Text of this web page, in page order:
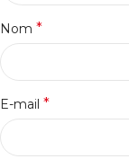
Nom *
E-mail *